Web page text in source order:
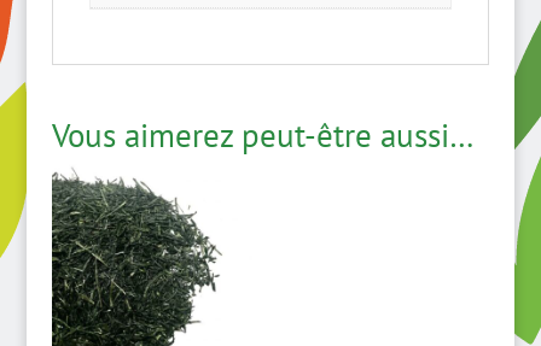
Vous aimerez peut-être aussi…